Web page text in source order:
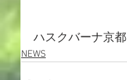
ハスクバーナ京都
NEWS